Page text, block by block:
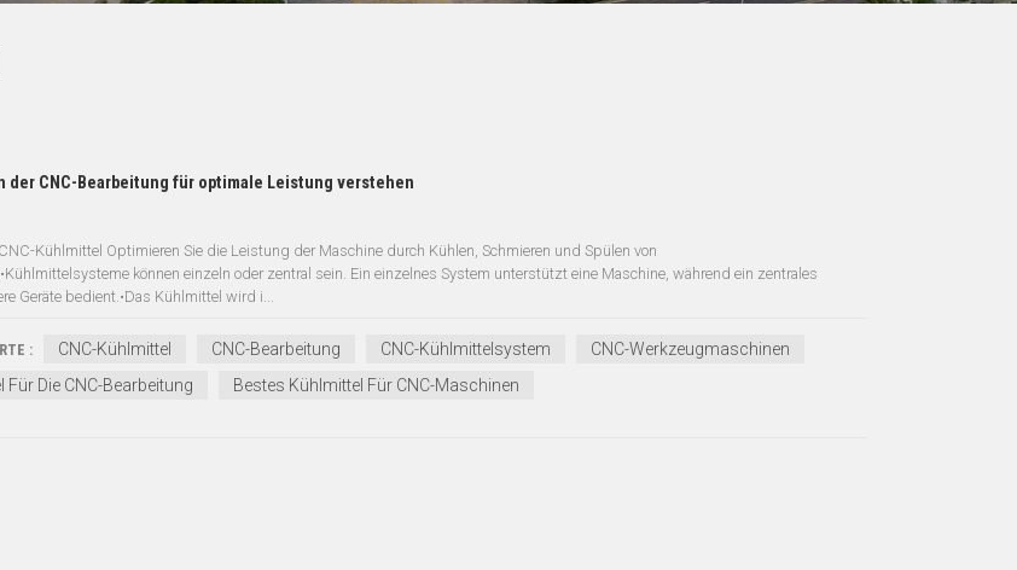
der CNC-Bearbeitung für optimale Leistung verstehen
Kühlmittel Optimieren Sie die Leistung der Maschine durch Kühlen, Schmieren und Spülen von
können einzeln oder zentral sein. Ein einzelnes System unterstützt eine Maschine, während ein zentrales
Geräte bedient.•Das Kühlmittel wird i...
: CNC-Kühlmittel CNC-Bearbeitung CNC-Kühlmittelsystem
CNC-Werkzeugmaschinen
Für Die CNC-Bearbeitung
Bestes Kühlmittel Für CNC-Maschinen